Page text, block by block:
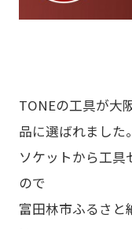
TONEの工具が大
品に選ばれました。
ソケットから工具
ので
富田林市ふるさと